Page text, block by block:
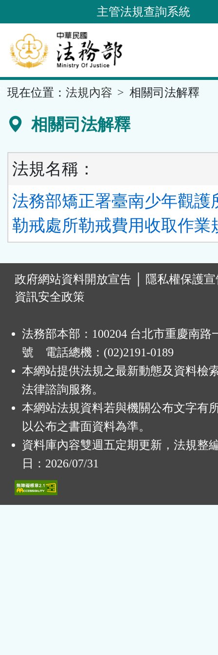
到
要
內
容
區
主管法規查詢系統
現在位置： 法規內容 相關司法解釋
相關司法解釋
法規名稱：
法務部矯正署臺南少年觀護
勒戒處所勒戒費用收取作業
政府網站資料開放宣告
隱私權保護
資訊安全政策
法務部本部：100204 台北市重慶南路
號 電話總機：(02)2191-0189
本網站提供法規之最新動態及資料檢
法律諮詢服務。
本網站法規資料若與機關公布文字有
以公布之書面資料為準。
資料庫內容雙週五定期更新，法規整
日：2026/07/31